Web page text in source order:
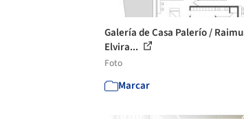
Galería de Casa Palerío /
Elvira...
Foto
Marcar